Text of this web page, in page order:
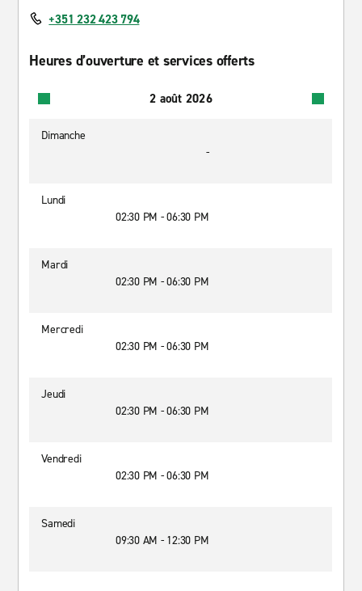
+351 232 423 794
Heures d’ouverture et services offerts
2 août 2026
Dimanche
-
Lundi
02:30 PM - 06:30 PM
Mardi
02:30 PM - 06:30 PM
Mercredi
02:30 PM - 06:30 PM
Jeudi
02:30 PM - 06:30 PM
Vendredi
02:30 PM - 06:30 PM
Samedi
09:30 AM - 12:30 PM